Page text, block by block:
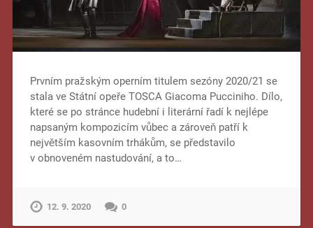
Prvním pražským operním titulem sezóny 2020/21 se
stala ve Státní opeře TOSCA Giacoma Pucciniho. Dílo,
které se po stránce hudební i literární řadí k nejlépe
napsaným kompozicím vůbec a zároveň patří k
největším kasovním trhákům, se představilo
v obnoveném nastudování, a to…
12. 9. 2020 0